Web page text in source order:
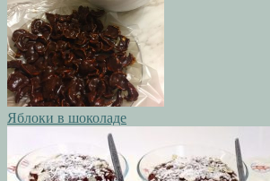
Яблоки в шоколаде